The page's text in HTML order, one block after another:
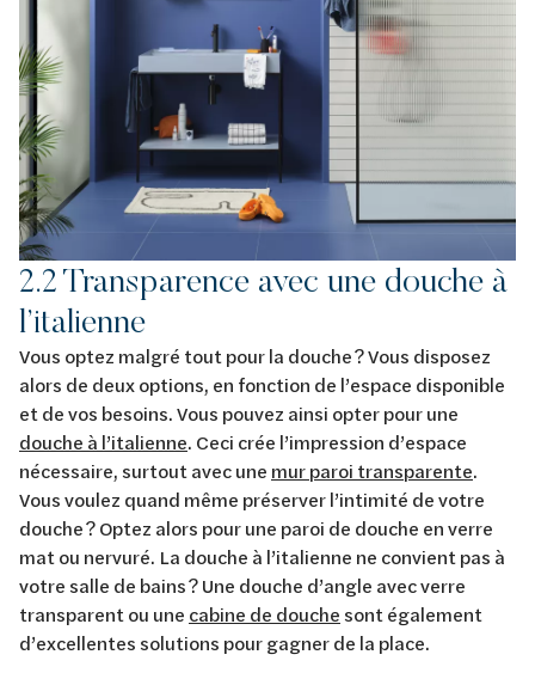
2.2 Transparence avec une douche à
l’italienne
Vous optez malgré tout pour la douche ? Vous disposez
alors de deux options, en fonction de l’espace disponible
et de vos besoins. Vous pouvez ainsi opter pour une
douche à l’italienne. Ceci crée l’impression d’espace
nécessaire, surtout avec une mur paroi transparente.
Vous voulez quand même préserver l’intimité de votre
douche ? Optez alors pour une paroi de douche en verre
mat ou nervuré. La douche à l’italienne ne convient pas à
votre salle de bains ? Une douche d’angle avec verre
transparent ou une cabine de douche sont également
d’excellentes solutions pour gagner de la place.